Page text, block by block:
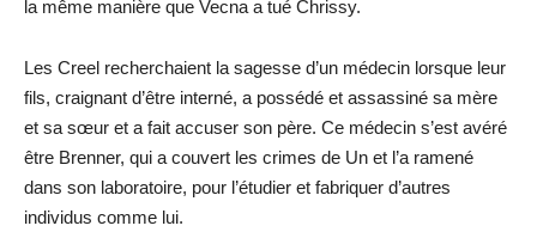
la même manière que Vecna a tué Chrissy.
Les Creel recherchaient la sagesse d’un médecin lorsque leur
fils, craignant d’être interné, a possédé et assassiné sa mère
et sa sœur et a fait accuser son père. Ce médecin s’est avéré
être Brenner, qui a couvert les crimes de Un et l’a ramené
dans son laboratoire, pour l’étudier et fabriquer d’autres
individus comme lui.